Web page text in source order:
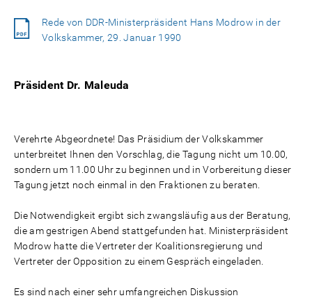
Rede von DDR-Ministerpräsident Hans Modrow in der
Volkskammer, 29. Januar 1990
Präsident Dr. Maleuda
Verehrte Abgeordnete! Das Präsidium der Volkskammer
unterbreitet Ihnen den Vorschlag, die Tagung nicht um 10.00,
sondern um 11.00 Uhr zu beginnen und in Vorbereitung dieser
Tagung jetzt noch einmal in den Fraktionen zu beraten.
Die Notwendigkeit ergibt sich zwangsläufig aus der Beratung,
die am gestrigen Abend stattgefunden hat. Ministerpräsident
Modrow hatte die Vertreter der Koalitionsregierung und
Vertreter der Opposition zu einem Gespräch eingeladen.
Es sind nach einer sehr umfangreichen Diskussion